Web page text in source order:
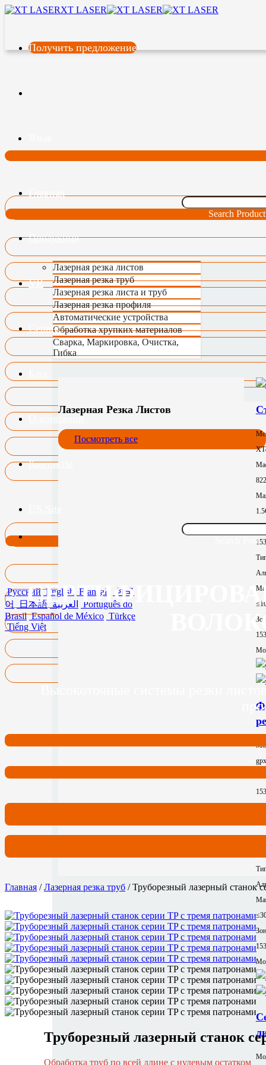
XT LASER
Получить предложение
Главная
Продукция
Лазерная резка листов
Лазерная резка труб
Лазерная резка листа и труб
Лазерная резка профиля
Автоматические устройства
Обработка хрупких материалов
Сварка, Маркировка, Очистка,
Гибка
Лазерная Резка Листов
Посмотреть все
VR
Сервис
О компании
Контакты
Русский English Français
한국
어
日本語 العربية
Português do
Brasil Español de México Türkçe
Tiếng Việt
Search Product
Search Post
Высокоточные системы резки
Главная /Лазерная резка труб / Труборезный лазерный станок
Труборезный лазерный станок
Обработка труб по всей длине с нулевым остатком